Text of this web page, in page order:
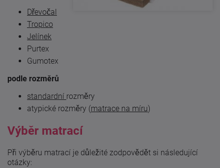
Dřevočal
Tropico
Jelínek
Purtex
Gumotex
podle rozměrů
standardní rozměry
atypické rozměry (matrace na míru)
Výběr matrací
Při výběru matrací je důležité zodpovědět si následující
otázky: